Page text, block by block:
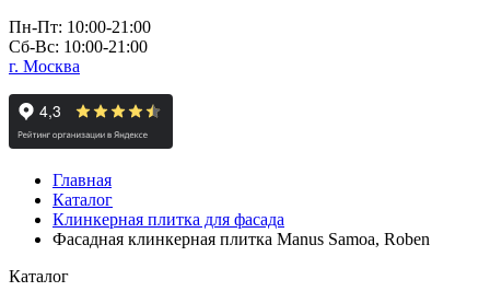
Пн-Пт: 10:00-21:00
Сб-Вс: 10:00-21:00
г. Москва
Главная
Каталог
Клинкерная плитка для фасада
Фасадная клинкерная плитка Manus Samoa, Roben
Каталог